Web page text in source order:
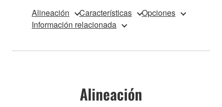
Alineación Características
Opciones
Información relacionada
Alineación